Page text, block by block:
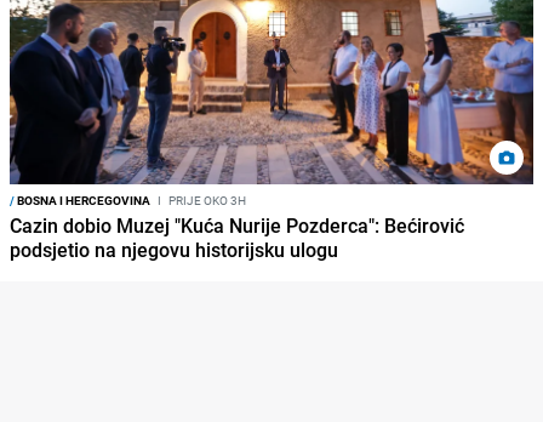
/BOSNA I HERCEGOVINA I PRIJE OKO 3H
Cazin dobio Muzej "Kuća Nurije Pozderca": Bećirović
podsjetio na njegovu historijsku ulogu